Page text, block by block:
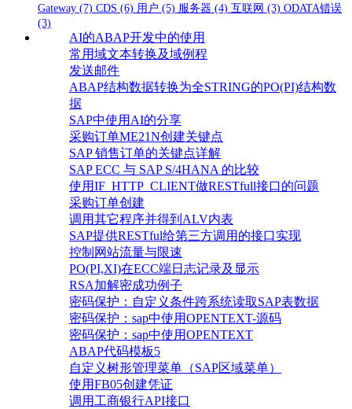
Gateway (7) CDS (6) 用户 (5) 服务器 (4) 互联网 (3) ODATA错误
(3)
AI的ABAP开发中的使用
常用域文本转换及域例程
发送邮件
ABAP结构数据转换为全STRING的PO(PI)结构数
据
SAP中使用AI的分享
采购订单ME21N创建关键点
SAP 销售订单的关键点详解
SAP ECC 与 SAP S/4HANA 的比较
使用IF_HTTP_CLIENT做RESTfull接口的问题
采购订单创建
调用其它程序并得到ALV内表
SAP提供RESTful给第三方调用的接口实现
控制网站流量与限速
PO(PI,XI)在ECC端日志记录及显示
RSA加解密成功例子
密码保护：自定义条件跨系统读取SAP表数据
密码保护：sap中使用OPENTEXT-源码
密码保护：sap中使用OPENTEXT
ABAP代码模板5
自定义树形管理菜单（SAP区域菜单）
使用FB05创建凭证
调用工商银行API接口